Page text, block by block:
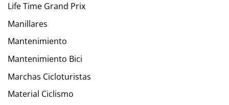
Life Time Grand Prix
Manillares
Mantenimiento
Mantenimiento Bici
Marchas Cicloturistas
Material Ciclismo